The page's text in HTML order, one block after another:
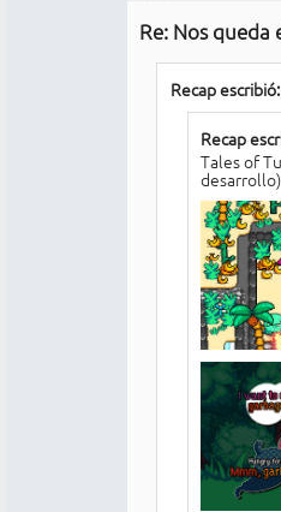
Re: Nos queda
Recap escribió:
Recap
Tales of
desarrollo)